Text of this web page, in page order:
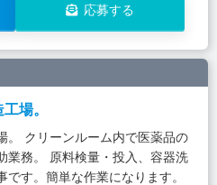
応募する
場。
。 クリーンルーム内で医薬品の
業務。 原料検量・投入、容器洗
す。簡単な作業になります。